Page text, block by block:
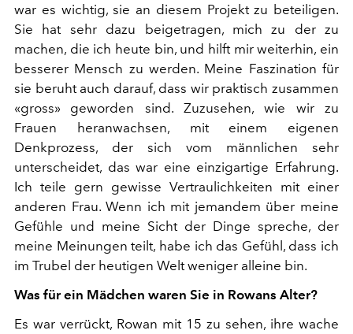
war es wichtig, sie an diesem Projekt zu beteiligen.
Sie hat sehr dazu beigetragen, mich zu der zu
machen, die ich heute bin, und hilft mir weiterhin, ein
besserer Mensch zu werden. Meine Faszination für
sie beruht auch darauf, dass wir praktisch zusammen
«gross» geworden sind. Zuzusehen, wie wir zu
Frauen heranwachsen, mit einem eigenen
Denkprozess, der sich vom männlichen sehr
unterscheidet, das war eine einzigartige Erfahrung.
Ich teile gern gewisse Vertraulichkeiten mit einer
anderen Frau. Wenn ich mit jemandem über meine
Gefühle und meine Sicht der Dinge spreche, der
meine Meinungen teilt, habe ich das Gefühl, dass ich
im Trubel der heutigen Welt weniger alleine bin.
Was für ein Mädchen waren Sie in Rowans Alter?
Es war verrückt, Rowan mit 15 zu sehen, ihre wache